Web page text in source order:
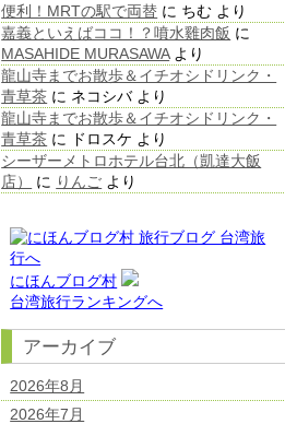
便利！MRTの駅で両替 に ちむ より
嘉義といえばココ！？噴水雞肉飯 に
MASAHIDE MURASAWAより
龍山寺までお散歩＆イチオシドリンク・
青草茶 に ネコシバより
龍山寺までお散歩＆イチオシドリンク・
青草茶 に ドロスケ より
シーザーメトロホテル台北（凱達大飯
店）
に りんご より
にほんブログ村
台湾旅行ランキングへ
アーカイブ
2026年8月
2026年7月